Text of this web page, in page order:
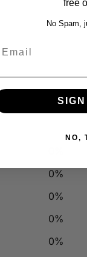
0%
0%
0%
0%
free
No Spam,
NO,